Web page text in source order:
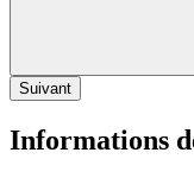
Suivant
Informations